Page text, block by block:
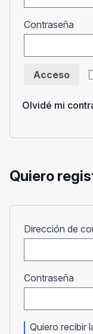
Contraseña
Acceso
Olvidé mi
Quiero
Dirección de
Contraseña
Quiero recibir